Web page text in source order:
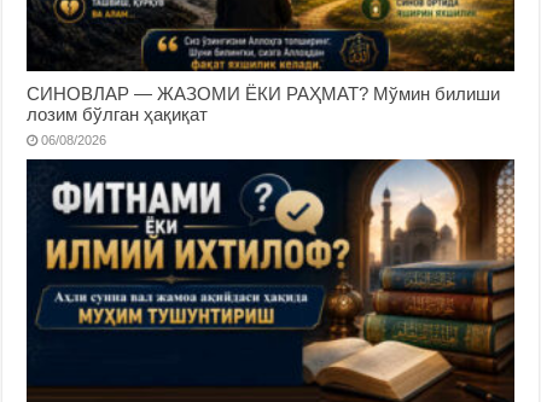
СИНОВЛАР — ЖАЗОМИ ЁКИ РАҲМАТ? Мўмин билиши
лозим бўлган ҳақиқат
06/08/2026